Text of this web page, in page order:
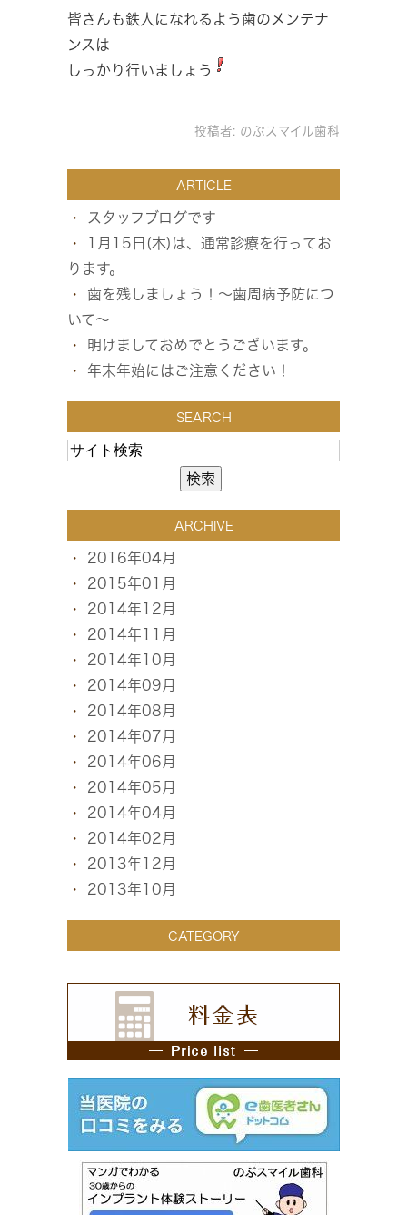
皆さんも鉄人になれるよう歯のメンテナ
ンスは
しっかり行いましょう
投稿者: のぶスマイル歯科
ARTICLE
スタッフブログです
1月15日(木)は、通常診療を行ってお
ります。
歯を残しましょう！～歯周病予防につ
いて～
明けましておめでとうございます。
年末年始にはご注意ください！
SEARCH
ARCHIVE
2016年04月
2015年01月
2014年12月
2014年11月
2014年10月
2014年09月
2014年08月
2014年07月
2014年06月
2014年05月
2014年04月
2014年02月
2013年12月
2013年10月
CATEGORY